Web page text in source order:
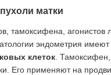
матки
тамоксифена, агонистов
эндометрия
клеток .
Его применяют на